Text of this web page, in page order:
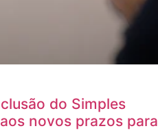
do Simples
novos prazos para